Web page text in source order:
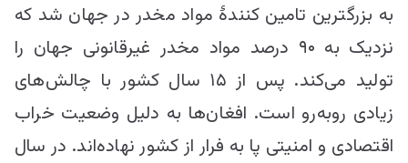
به بزرگترین تامین کنندۀ مواد مخدر در جهان شد که
نزدیک به ۹۰ درصد مواد مخدر غیرقانونی جهان را
تولید می‌کند. پس از ۱۵ سال کشور با چالش‌های
زیادی روبه‌رو است. افغان‌ها به دلیل وضعیت خراب
اقتصادی و امنیتی پا به فرار از کشور نهاده‌اند. در سال